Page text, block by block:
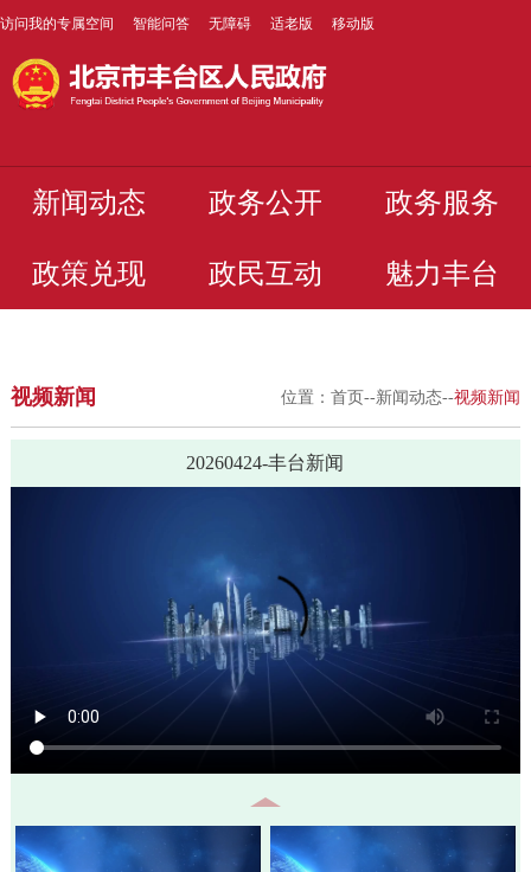
访问我的专属空间 智能问答 无障碍 适老版 移动版
新闻动态 政务公开 政务服务
政策兑现 政民互动 魅力丰台
视频新闻 位置：首页--新闻动态--视频新闻
20260424-丰台新闻